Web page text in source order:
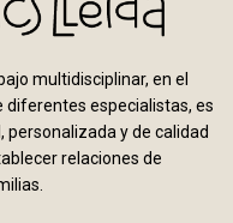
multidisciplinar, en el
especialistas, es
y de calidad
relaciones de